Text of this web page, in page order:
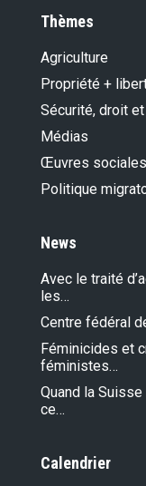
Thèmes
Agriculture
Propriété +
Sécurité, droit
Médias
Œuvres sociales
Politique
News
Avec le traité
les…
Centre fédéral
Féminicides et
féministes…
Quand la
ce…
Calendrier